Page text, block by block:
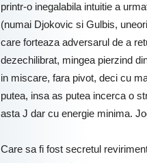
printr-o inegalabila intuitie a
(numai Djokovic si Gulbis,
care forteaza adversarul de a
dezechilibrat, mingea pierzind
in miscare, fara pivot, deci cu
putea, insa as putea incerca o
asta J dar cu energie minima.
Care sa fi fost secretul